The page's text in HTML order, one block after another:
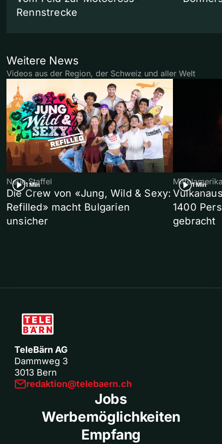
Rennstrecke
Weitere News
Videos aus der Region, der Schweiz und aller Welt
1 Min
Neue Staffel
Die Crew von «Jung, Wild & Sexy:
Refilled» macht Bulgarien
unsicher
1 Min
1400
gebracht
TeleBärn AG
Dammweg 3
3013 Bern
redaktion@telebaern.ch
Jobs
Werbemöglichkeiten
Empfang